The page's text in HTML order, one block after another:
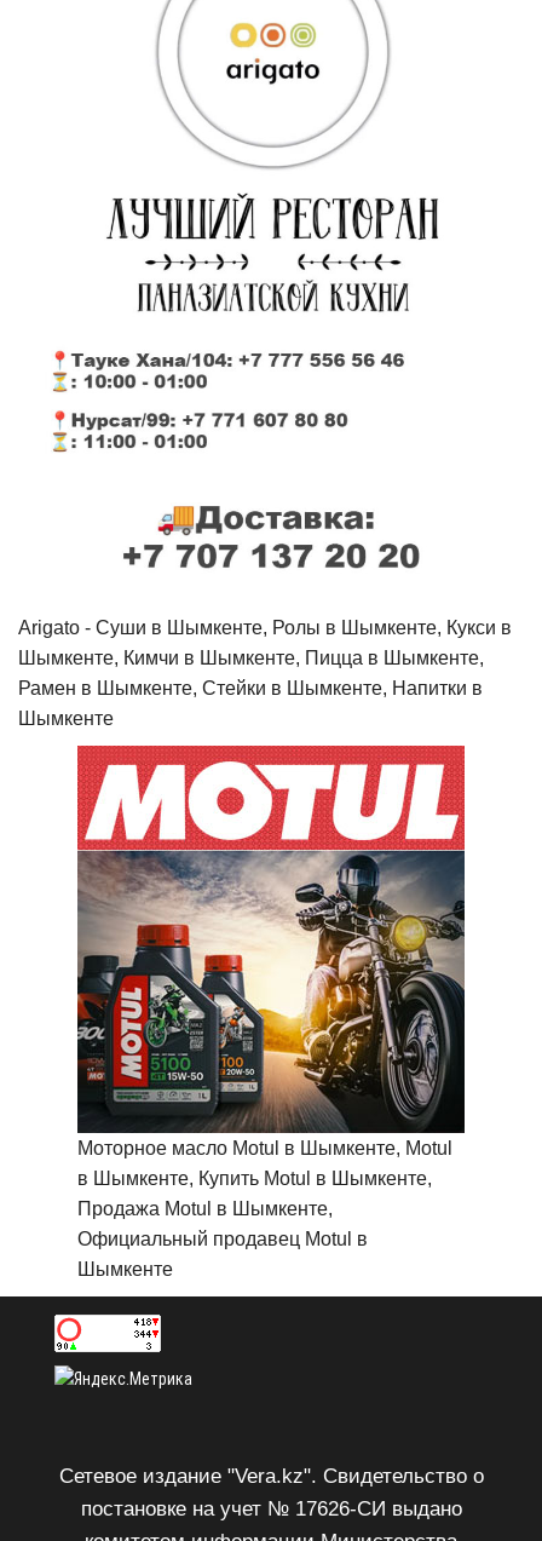
Arigato - Cуши в Шымкенте, Ролы в Шымкенте, Кукси в
Шымкенте, Кимчи в Шымкенте, Пицца в Шымкенте,
Рамен в Шымкенте, Стейки в Шымкенте, Напитки в
Шымкенте
Моторное масло Motul в Шымкенте, Motul
в Шымкенте, Купить Motul в Шымкенте,
Продажа Motul в Шымкенте,
Официальный продавец Motul в
Шымкенте
Сетевое издание "Vera.kz". Свидетельство о
постановке на учет № 17626-СИ выдано